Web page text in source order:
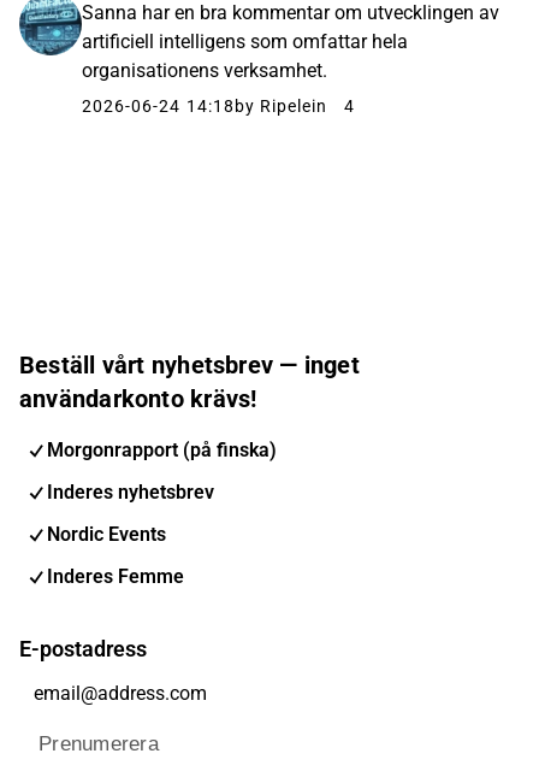
Sanna har en bra kommentar om utvecklingen av
artificiell intelligens som omfattar hela
organisationens verksamhet.
2026-06-24 14:18 by Ripelein 4
Beställ vårt nyhetsbrev — inget
användarkonto krävs!
Morgonrapport (på finska)
Inderes nyhetsbrev
Nordic Events
Inderes Femme
E-postadress
Prenumerera